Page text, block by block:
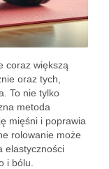
coraz większą
oraz tych,
To nie tylko
metoda
mięśni i poprawia
rolowanie może
elastyczności
i bólu.